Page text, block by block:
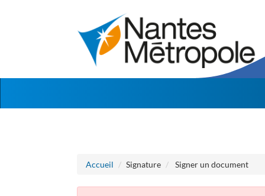
contenu
Accueil Signature Signer un document